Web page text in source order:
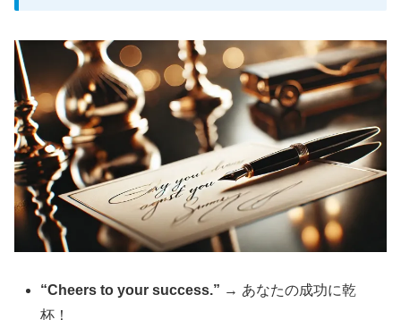
“Cheers to your success.” → あなたの成功に乾
杯！